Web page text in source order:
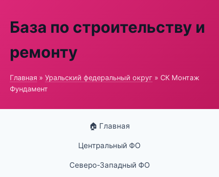
База по строительству и
ремонту
Главная » Уральский федеральный округ » СК Монтаж
Фундамент
🏠 Главная
Центральный ФО
Северо-Западный ФО